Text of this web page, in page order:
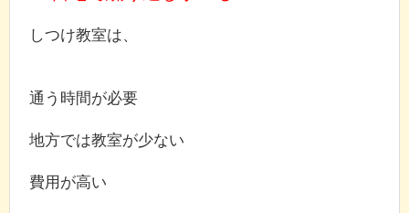
しつけ教室は、
通う時間が必要
地方では教室が少ない
費用が高い